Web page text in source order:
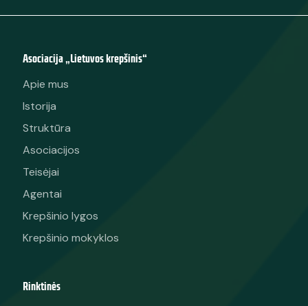
Asociacija „Lietuvos krepšinis“
Apie mus
Istorija
Struktūra
Asociacijos
Teisėjai
Krepšinio lygos